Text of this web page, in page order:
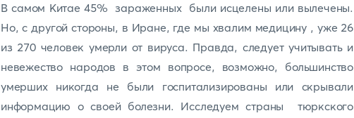
В самом Китае 45% зараженных были исцелены или вылечены.
Но, с другой стороны, в Иране, где мы хвалим медицину , уже 26
из 270 человек умерли от вируса. Правда, следует учитывать и
невежество народов в этом вопросе, возможно, большинство
умерших никогда не были госпитализированы или скрывали
информацию о своей болезни. Исследуем страны тюркского